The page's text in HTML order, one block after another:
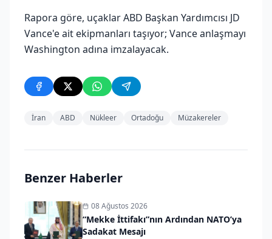
Rapora göre, uçaklar ABD Başkan Yardımcısı JD
Vance'e ait ekipmanları taşıyor; Vance anlaşmayı
Washington adına imzalayacak.
İran ABD Nükleer Ortadoğu Müzakereler
Benzer Haberler
08 Ağustos 2026
“Mekke İttifakı”nın Ardından NATO’ya
Sadakat Mesajı